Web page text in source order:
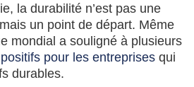
la durabilité n’est pas une
un point de départ. Même
mondial a souligné à plusieurs
pour les entreprises qui
durables.